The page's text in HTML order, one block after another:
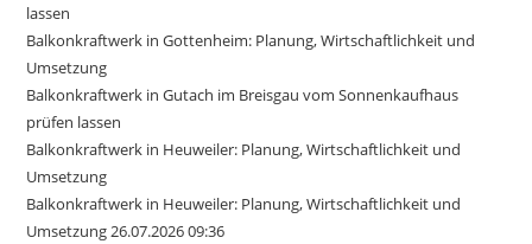
lassen
Balkonkraftwerk in Gottenheim: Planung, Wirtschaftlichkeit und
Umsetzung
Balkonkraftwerk in Gutach im Breisgau vom Sonnenkaufhaus
prüfen lassen
Balkonkraftwerk in Heuweiler: Planung, Wirtschaftlichkeit und
Umsetzung
Balkonkraftwerk in Heuweiler: Planung, Wirtschaftlichkeit und
Umsetzung 26.07.2026 09:36